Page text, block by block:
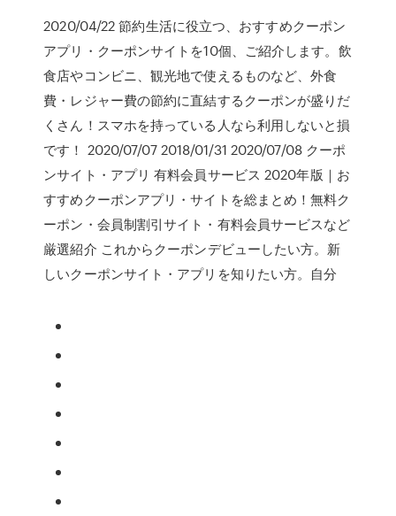
2020/04/22 節約生活に役立つ、おすすめクーポン
アプリ・クーポンサイトを10個、ご紹介します。飲
食店やコンビニ、観光地で使えるものなど、外食
費・レジャー費の節約に直結するクーポンが盛りだ
くさん！スマホを持っている人なら利用しないと損
です！ 2020/07/07 2018/01/31 2020/07/08 クーポ
ンサイト・アプリ 有料会員サービス 2020年版｜お
すすめクーポンアプリ・サイトを総まとめ！無料ク
ーポン・会員制割引サイト・有料会員サービスなど
厳選紹介 これからクーポンデビューしたい方。新
しいクーポンサイト・アプリを知りたい方。自分